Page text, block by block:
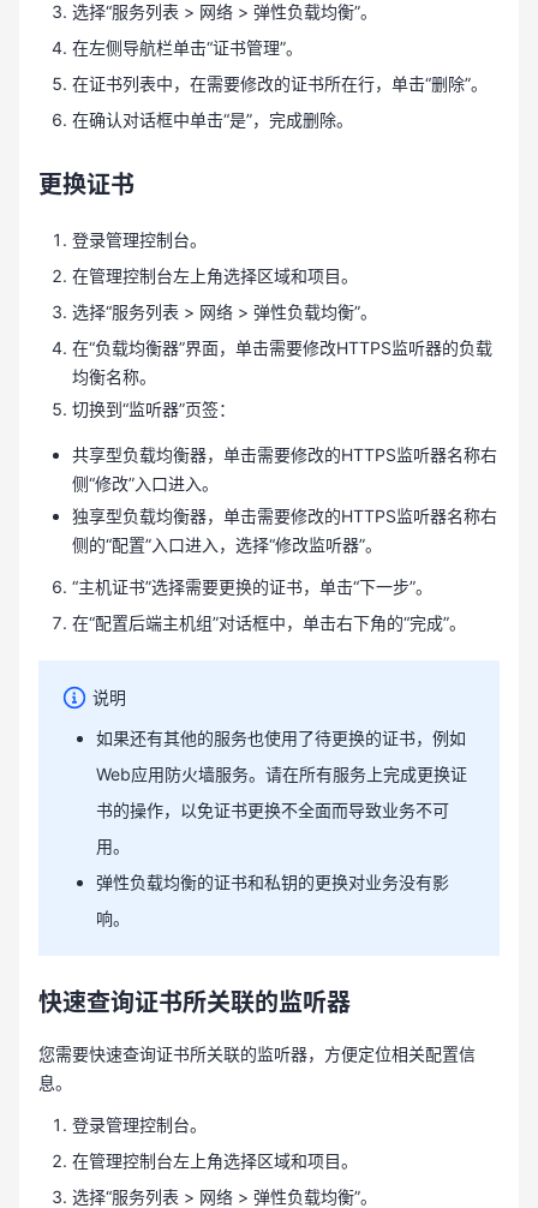
选择“服务列表 > 网络 > 弹性负载均衡”。
在左侧导航栏单击“证书管理”。
在证书列表中，在需要修改的证书所在行，单击“删除”。
在确认对话框中单击“是”，完成删除。
更换证书
登录管理控制台。
在管理控制台左上角选择区域和项目。
选择“服务列表 > 网络 > 弹性负载均衡”。
在“负载均衡器”界面，单击需要修改HTTPS监听器的负载
均衡名称。
切换到“监听器”页签：
共享型负载均衡器，单击需要修改的HTTPS监听器名称右
侧“修改”入口进入。
独享型负载均衡器，单击需要修改的HTTPS监听器名称右
侧的“配置”入口进入，选择“修改监听器”。
“主机证书”选择需要更换的证书，单击“下一步”。
在“配置后端主机组”对话框中，单击右下角的“完成”。
说明
如果还有其他的服务也使用了待更换的证书，例如
Web应用防火墙服务。请在所有服务上完成更换证
书的操作，以免证书更换不全面而导致业务不可
用。
弹性负载均衡的证书和私钥的更换对业务没有影
响。
快速查询证书所关联的监听器
您需要快速查询证书所关联的监听器，方便定位相关配置信
息。
登录管理控制台。
在管理控制台左上角选择区域和项目。
选择“服务列表 > 网络 > 弹性负载均衡”。